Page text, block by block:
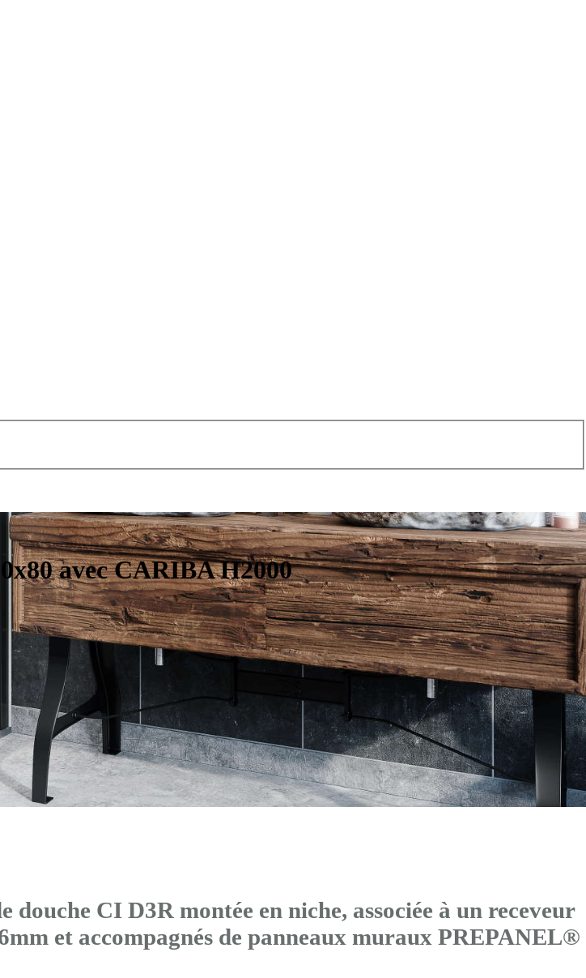
avec CARIBA H2000
CI D3R montée en niche, associée à un receveur
et accompagnés de panneaux muraux PREPANEL®